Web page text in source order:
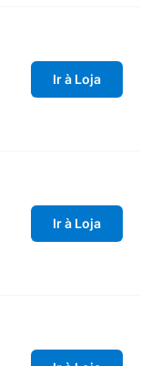
Ir à Loja
Ir à Loja